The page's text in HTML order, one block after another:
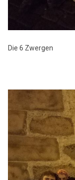
Die 6 Zwergen